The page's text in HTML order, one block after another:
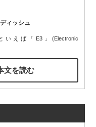
ィッシュ
えば「E3」(Electronic
文を読む